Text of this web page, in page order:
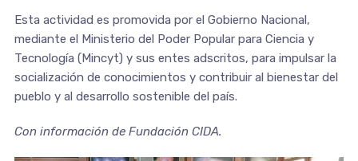
Esta actividad es promovida por el Gobierno Nacional,
mediante el Ministerio del Poder Popular para Ciencia y
Tecnología (Mincyt) y sus entes adscritos, para impulsar la
socialización de conocimientos y contribuir al bienestar del
pueblo y al desarrollo sostenible del país.
Con información de Fundación CIDA.